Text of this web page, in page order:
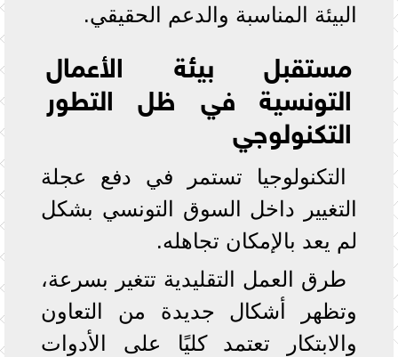
البيئة المناسبة والدعم الحقيقي.
مستقبل بيئة الأعمال
التونسية في ظل التطور
التكنولوجي
التكنولوجيا تستمر في دفع عجلة
التغيير داخل السوق التونسي بشكل
لم يعد بالإمكان تجاهله.
طرق العمل التقليدية تتغير بسرعة،
وتظهر أشكال جديدة من التعاون
والابتكار تعتمد كليًا على الأدوات